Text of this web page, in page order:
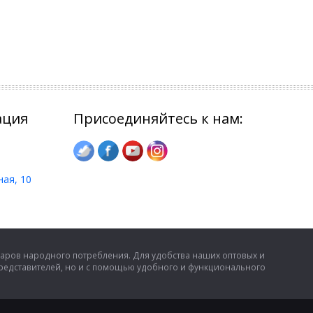
10
Присоединяйтесь к нам:
народного потребления. Для удобства наших оптовых и
но и с помощью удобного и функционального